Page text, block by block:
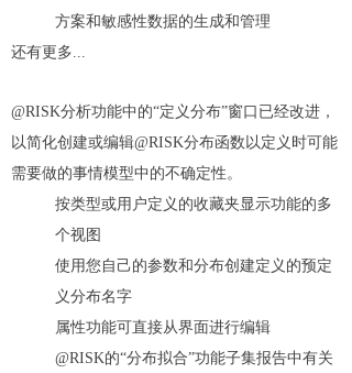
方案和敏感性数据的生成和管理
还有更多...
@RISK分析功能中的“定义分布”窗口已经改进，
以简化创建或编辑@RISK分布函数以定义时可能
需要做的事情模型中的不确定性。
按类型或用户定义的收藏夹显示功能的多
个视图
使用您自己的参数和分布创建定义的预定
义分布名字
属性功能可直接从界面进行编辑
@RISK的“分布拟合”功能子集报告中有关